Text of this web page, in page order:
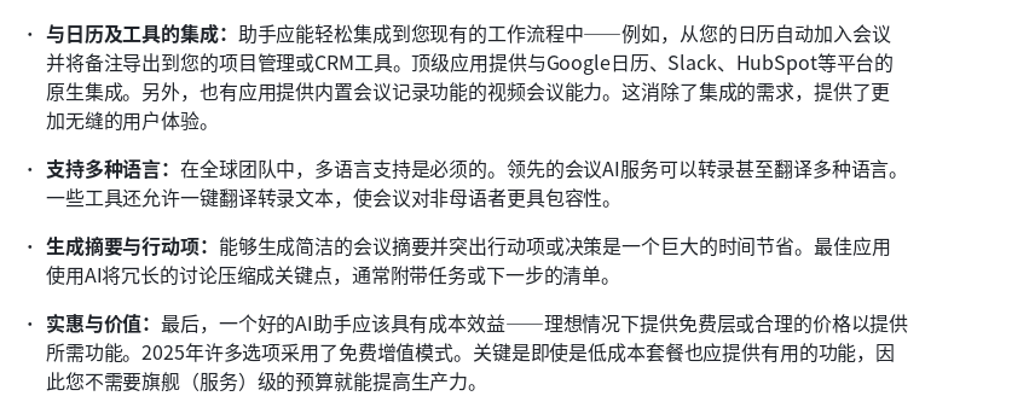
与日历及工具的集成： 助手应能轻松集成到您现有的工作流程中——例如，从您的日历自动加入会议
并将备注导出到您的项目管理或CRM工具。顶级应用提供与Google日历、Slack、HubSpot等平台的
原生集成。另外，也有应用提供内置会议记录功能的视频会议能力。这消除了集成的需求，提供了更
加无缝的用户体验。
支持多种语言：在全球团队中，多语言支持是必须的。领先的会议AI服务可以转录甚至翻译多种语言。
一些工具还允许一键翻译转录文本，使会议对非母语者更具包容性。
生成摘要与行动项： 能够生成简洁的会议摘要并突出行动项或决策是一个巨大的时间节省。最佳应用
使用AI将冗长的讨论压缩成关键点，通常附带任务或下一步的清单。
实惠与价值：最后，一个好的AI助手应该具有成本效益——理想情况下提供免费层或合理的价格以提供
所需功能。2025年许多选项采用了免费增值模式。关键是即使是低成本套餐也应提供有用的功能，因
此您不需要旗舰（服务）级的预算就能提高生产力。